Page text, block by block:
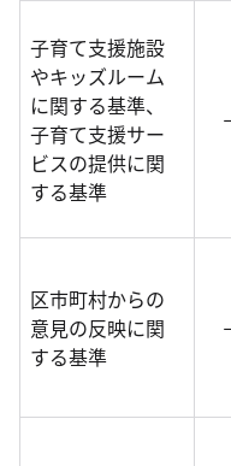
子育て支援施設
やキッズルーム
に関する基準、
子育て支援サー
ビスの提供に関
する基準
区市町村からの
意見の反映に関
する基準